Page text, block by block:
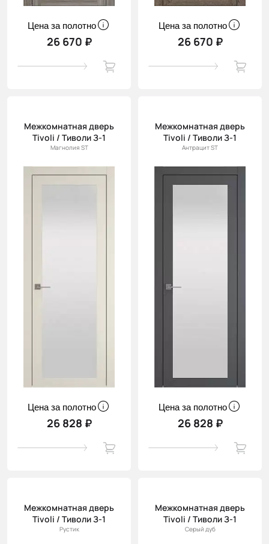
Цена за полотно
26 670 ₽
Цена за полотно
26 670 ₽
Межкомнатная дверь
Tivoli / Тиволи З-1
Магнолия ST
Цена за полотно
26 828 ₽
Межкомнатная дверь
Tivoli / Тиволи З-1
Антрацит ST
Цена за полотно
26 828 ₽
Межкомнатная дверь
Tivoli / Тиволи З-1
Рустик
Межкомнатная дверь
Tivoli / Тиволи З-1
Серый дуб